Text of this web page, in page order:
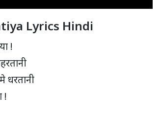
Lyrics Hindi
!
धरतानी
!